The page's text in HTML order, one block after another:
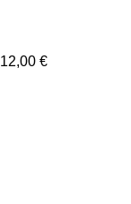
12,00 €